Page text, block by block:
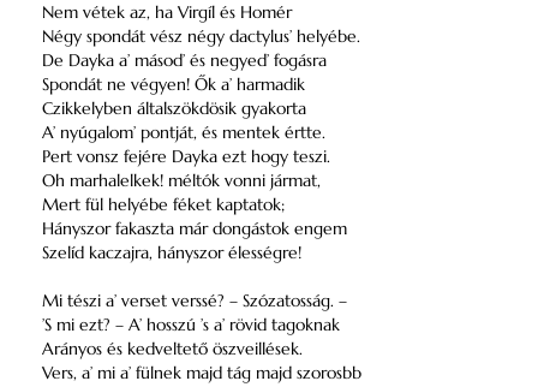
Nem vétek az, ha Virgíl és Homér
Négy spondát vész négy dactylus’ helyébe.
De Dayka a’ másod’ és negyed’ fogásra
Spondát ne végyen! Ők a’ harmadik
Czikkelyben általszökdösik gyakorta
A’ nyúgalom’ pontját, és mentek értte.
Pert vonsz fejére Dayka ezt hogy teszi.
Oh marhalelkek! méltók vonni jármat,
Mert fül helyébe féket kaptatok;
Hányszor fakaszta már dongástok engem
Szelíd kaczajra, hányszor élességre!
Mi tészi a’ verset verssé? – Szózatosság. –
’S mi ezt? – A’ hosszú ’s a’ rövid tagoknak
Arányos és kedveltető öszveillések.
Vers, a’ mi a’ fülnek majd tág majd szorosbb